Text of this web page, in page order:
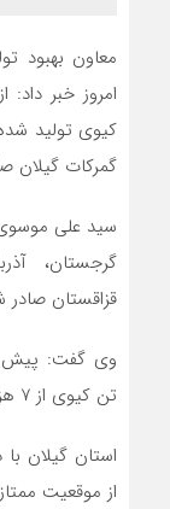
معاون بهبود
گمرکات گیلان
سید علی موسوی
گرجستان،
قزاقستان
تن کیوی از ۷ هزار هکتار باغ کیوی برداشت کنند.
استان گیلان
از موقعیت